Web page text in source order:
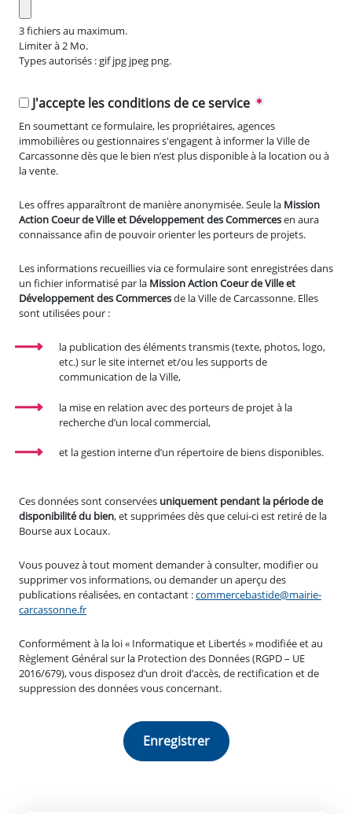
3 fichiers au maximum.
Limiter à 2 Mo.
Types autorisés : gif jpg jpeg png.
J'accepte les conditions de ce service
En soumettant ce formulaire, les propriétaires, agences
immobilières ou gestionnaires s'engagent à informer la Ville de
Carcassonne dès que le bien n’est plus disponible à la location ou à
la vente.
Les offres apparaîtront de manière anonymisée. Seule la Mission
Action Coeur de Ville et Développement des Commercesen aura
connaissance afin de pouvoir orienter les porteurs de projets.
Les informations recueillies via ce formulaire sont enregistrées dans
un fichier informatisé par la Mission Action Coeur de Ville et
Développement des Commercesde la Ville de Carcassonne. Elles
sont utilisées pour :
la publication des éléments transmis (texte, photos, logo,
etc.) sur le site internet et/ou les supports de
communication de la Ville,
la mise en relation avec des porteurs de projet à la
recherche d’un local commercial,
et la gestion interne d’un répertoire de biens disponibles.
Ces données sont conservées uniquement pendant la période de
disponibilité du bien, et supprimées dès que celui-ci est retiré de la
Bourse aux Locaux.
Vous pouvez à tout moment demander à consulter, modifier ou
supprimer vos informations, ou demander un aperçu des
publications réalisées, en contactant :commercebastide@mairie-
carcassonne.fr
Conformément à la loi « Informatique et Libertés » modifiée et au
Règlement Général sur la Protection des Données (RGPD – UE
2016/679), vous disposez d’un droit d’accès, de rectification et de
suppression des données vous concernant.